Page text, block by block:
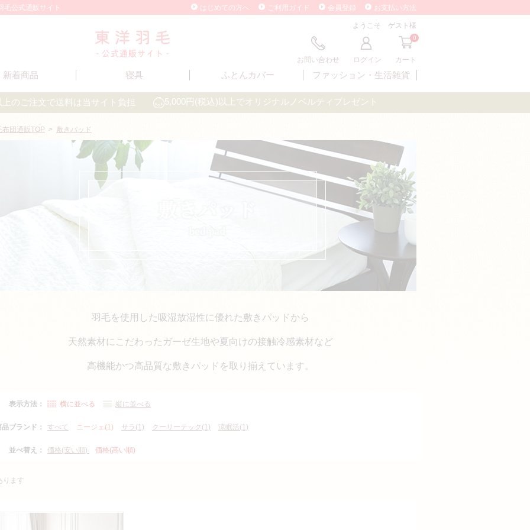
毛公式通販サイト はじめての方へ ご利用ガイド 会員登録 お支払い方法
ようこそ ゲスト様
お問い合わせ ログイン
0
カート
新着商品 寝具 ふとんカバー ファッション・ 生活雑貨
のご注文で送料は当サイト負担 5,000円(税込)以上でオリジナルノベルティプレゼント
布団通販TOP > 敷きパッド
羽毛を使用した吸湿放湿性に優れた敷きパッドから
天然素材にこだわったガーゼ生地や夏向けの接触冷感素材など
高機能かつ高品質な敷きパッドを取り揃えています。
表示方法： 横に並べる 縦に並べる
品ブランド： すべて ニージェ(1) サラ(1) クーリーテック(1) 涼眠活(1)
並べ替え： 価格(安い順) 価格(高い順)
ります